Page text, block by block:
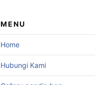
MENU
Home
Hubungi Kami